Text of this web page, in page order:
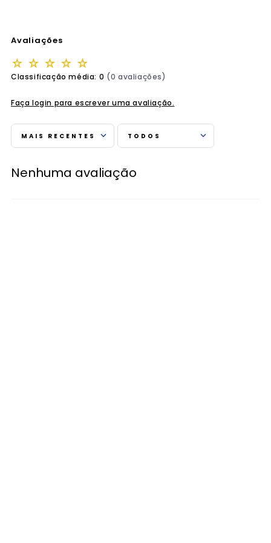
Avaliações
☆ ☆ ☆ ☆ ☆
Classificação média: 0 (0 avaliações)
Faça login para escrever uma avaliação.
MAIS RECENTES TODOS
Nenhuma avaliação